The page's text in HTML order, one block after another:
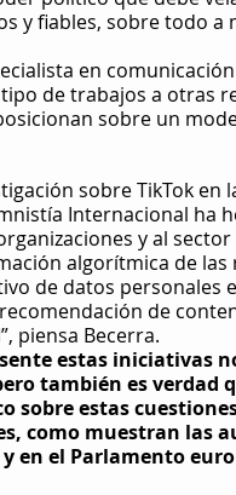
y fiables, sobre todo
en
de trabajos a otras
sobre un
sobre TikTok en
Internacional ha
y al
algorítmica de
de datos personales
de
piensa Becerra.
estas iniciativas
también es verdad
sobre estas
como muestran las
en el Parlamento